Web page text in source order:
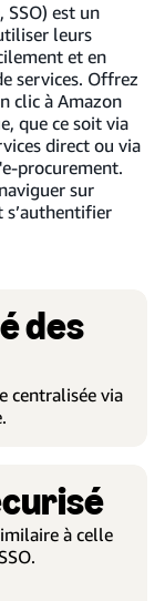
est un
leurs
et en
services. Offrez
clic à Amazon
que ce soit via
direct ou via
procurement.
sur
s’authentifier
des
centralisée via
à celle